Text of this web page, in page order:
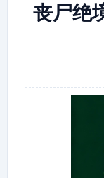
丧尸绝